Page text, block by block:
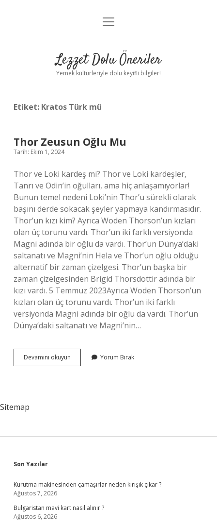
Anasayfa
Yasal Uyarı
menüyü
Lezzet Dolu Öneriler
Yemek kültürleriyle dolu keyifli bilgiler!
Etiket: Kratos Türk mü
Thor Zeusun Oğlu Mu
Tarih: Ekim 1, 2024
Thor ve Loki kardeş mi? Thor ve Loki kardeşler,
Tanrı ve Odin’in oğulları, ama hiç anlaşamıyorlar!
Bunun temel nedeni Loki’nin Thor’u sürekli olarak
başını derde sokacak şeyler yapmaya kandırmasıdır.
Thor’un kızı kim? Ayrıca Woden Thorson’un kızları
olan üç torunu vardı. Thor’un iki farklı versiyonda
Magni adında bir oğlu da vardı. Thor’un Dünya’daki
saltanatı ve Magni’nin Hela ve Thor’un oğlu olduğu
alternatif bir zaman çizelgesi. Thor’un başka bir
zaman çizelgesinden Brigid Thorsdottir adında bir
kızı vardı. 5 Temmuz 2023Ayrıca Woden Thorson’un
kızları olan üç torunu vardı. Thor’un iki farklı
versiyonda Magni adında bir oğlu da vardı. Thor’un
Dünya’daki saltanatı ve Magni’nin…
Devamını okuyun
Zeusun
Yorum Bırak
Sitemap
Sidebar
Son Yazılar
Kurutma makinesinden çamaşırlar neden kırışık çıkar ?
Ağustos 7, 2026
Bulgaristan mavi kart nasıl alınır ?
Ağustos 6, 2026